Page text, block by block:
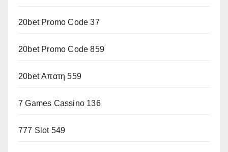
20bet Promo Code 37
20bet Promo Code 859
20bet Απατη 559
7 Games Cassino 136
777 Slot 549